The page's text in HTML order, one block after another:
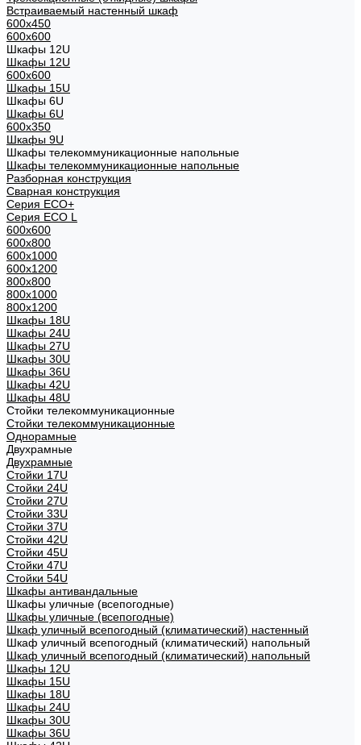
Встраиваемый настенный шкаф
600x450
600x600
Шкафы 12U
Шкафы 12U
600x600
Шкафы 15U
Шкафы 6U
Шкафы 6U
600x350
Шкафы 9U
Шкафы телекоммуникационные напольные
Шкафы телекоммуникационные напольные
Разборная конструкция
Сварная конструкция
Серия ECO+
Серия ECO L
600x600
600x800
600х1000
600х1200
800x800
800х1000
800х1200
Шкафы 18U
Шкафы 24U
Шкафы 27U
Шкафы 30U
Шкафы 36U
Шкафы 42U
Шкафы 48U
Стойки телекоммуникационные
Стойки телекоммуникационные
Однорамные
Двухрамные
Двухрамные
Стойки 17U
Стойки 24U
Стойки 27U
Стойки 33U
Стойки 37U
Стойки 42U
Стойки 45U
Стойки 47U
Стойки 54U
Шкафы антивандальные
Шкафы уличные (всепогодные)
Шкафы уличные (всепогодные)
Шкаф уличный всепогодный (климатический) настенный
Шкаф уличный всепогодный (климатический) напольный
Шкаф уличный всепогодный (климатический) напольный
Шкафы 12U
Шкафы 15U
Шкафы 18U
Шкафы 24U
Шкафы 30U
Шкафы 36U